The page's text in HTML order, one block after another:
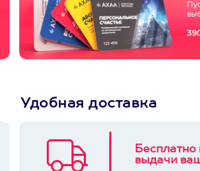
Удобная доставка
Бесплатно
выдачи